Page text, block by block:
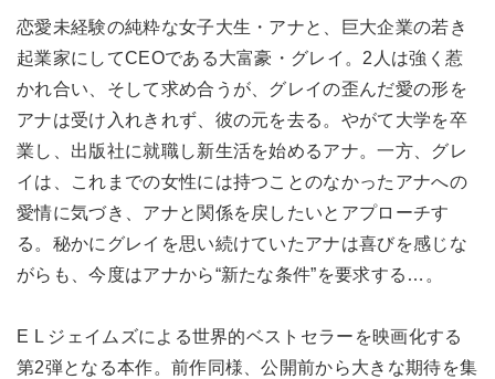
恋愛未経験の純粋な女子大生・アナと、巨大企業の若き
起業家にしてCEOである大富豪・グレイ。2人は強く惹
かれ合い、そして求め合うが、グレイの歪んだ愛の形を
アナは受け入れきれず、彼の元を去る。やがて大学を卒
業し、出版社に就職し新生活を始めるアナ。一方、グレ
イは、これまでの女性には持つことのなかったアナへの
愛情に気づき、アナと関係を戻したいとアプローチす
る。秘かにグレイを思い続けていたアナは喜びを感じな
がらも、今度はアナから“新たな条件”を要求する…。
E L ジェイムズによる世界的ベストセラーを映画化する
第2弾となる本作。前作同様、公開前から大きな期待を集